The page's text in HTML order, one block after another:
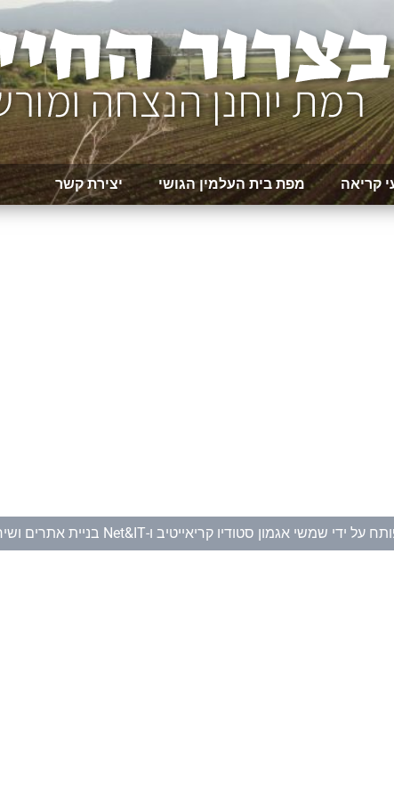
קריאה מפת בית העלמין הגושי יצירת קשר
על ידי שמשי אגמון סטודיו קריאייטיב ו-Net&IT בניית אתרים ושירותי מחשוב